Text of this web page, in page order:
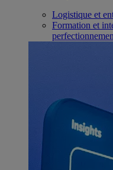
Logistique et
Formation et